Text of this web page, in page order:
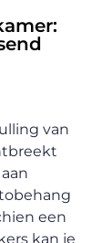
van
een
kan je